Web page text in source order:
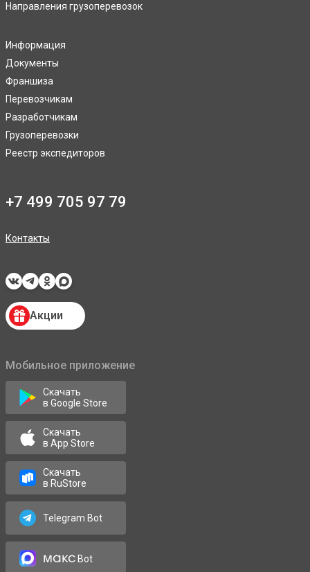
Направления грузоперевозок
Информация
Документы
Франшиза
Перевозчикам
Разработчикам
Грузоперевозки
Реестр экспедиторов
+7 499 705 97 79
Контакты
Акции
Мобильное приложение
Скачать
в Google Store
Скачать
в App Store
Скачать
в RuStore
Telegram Bot
максBot